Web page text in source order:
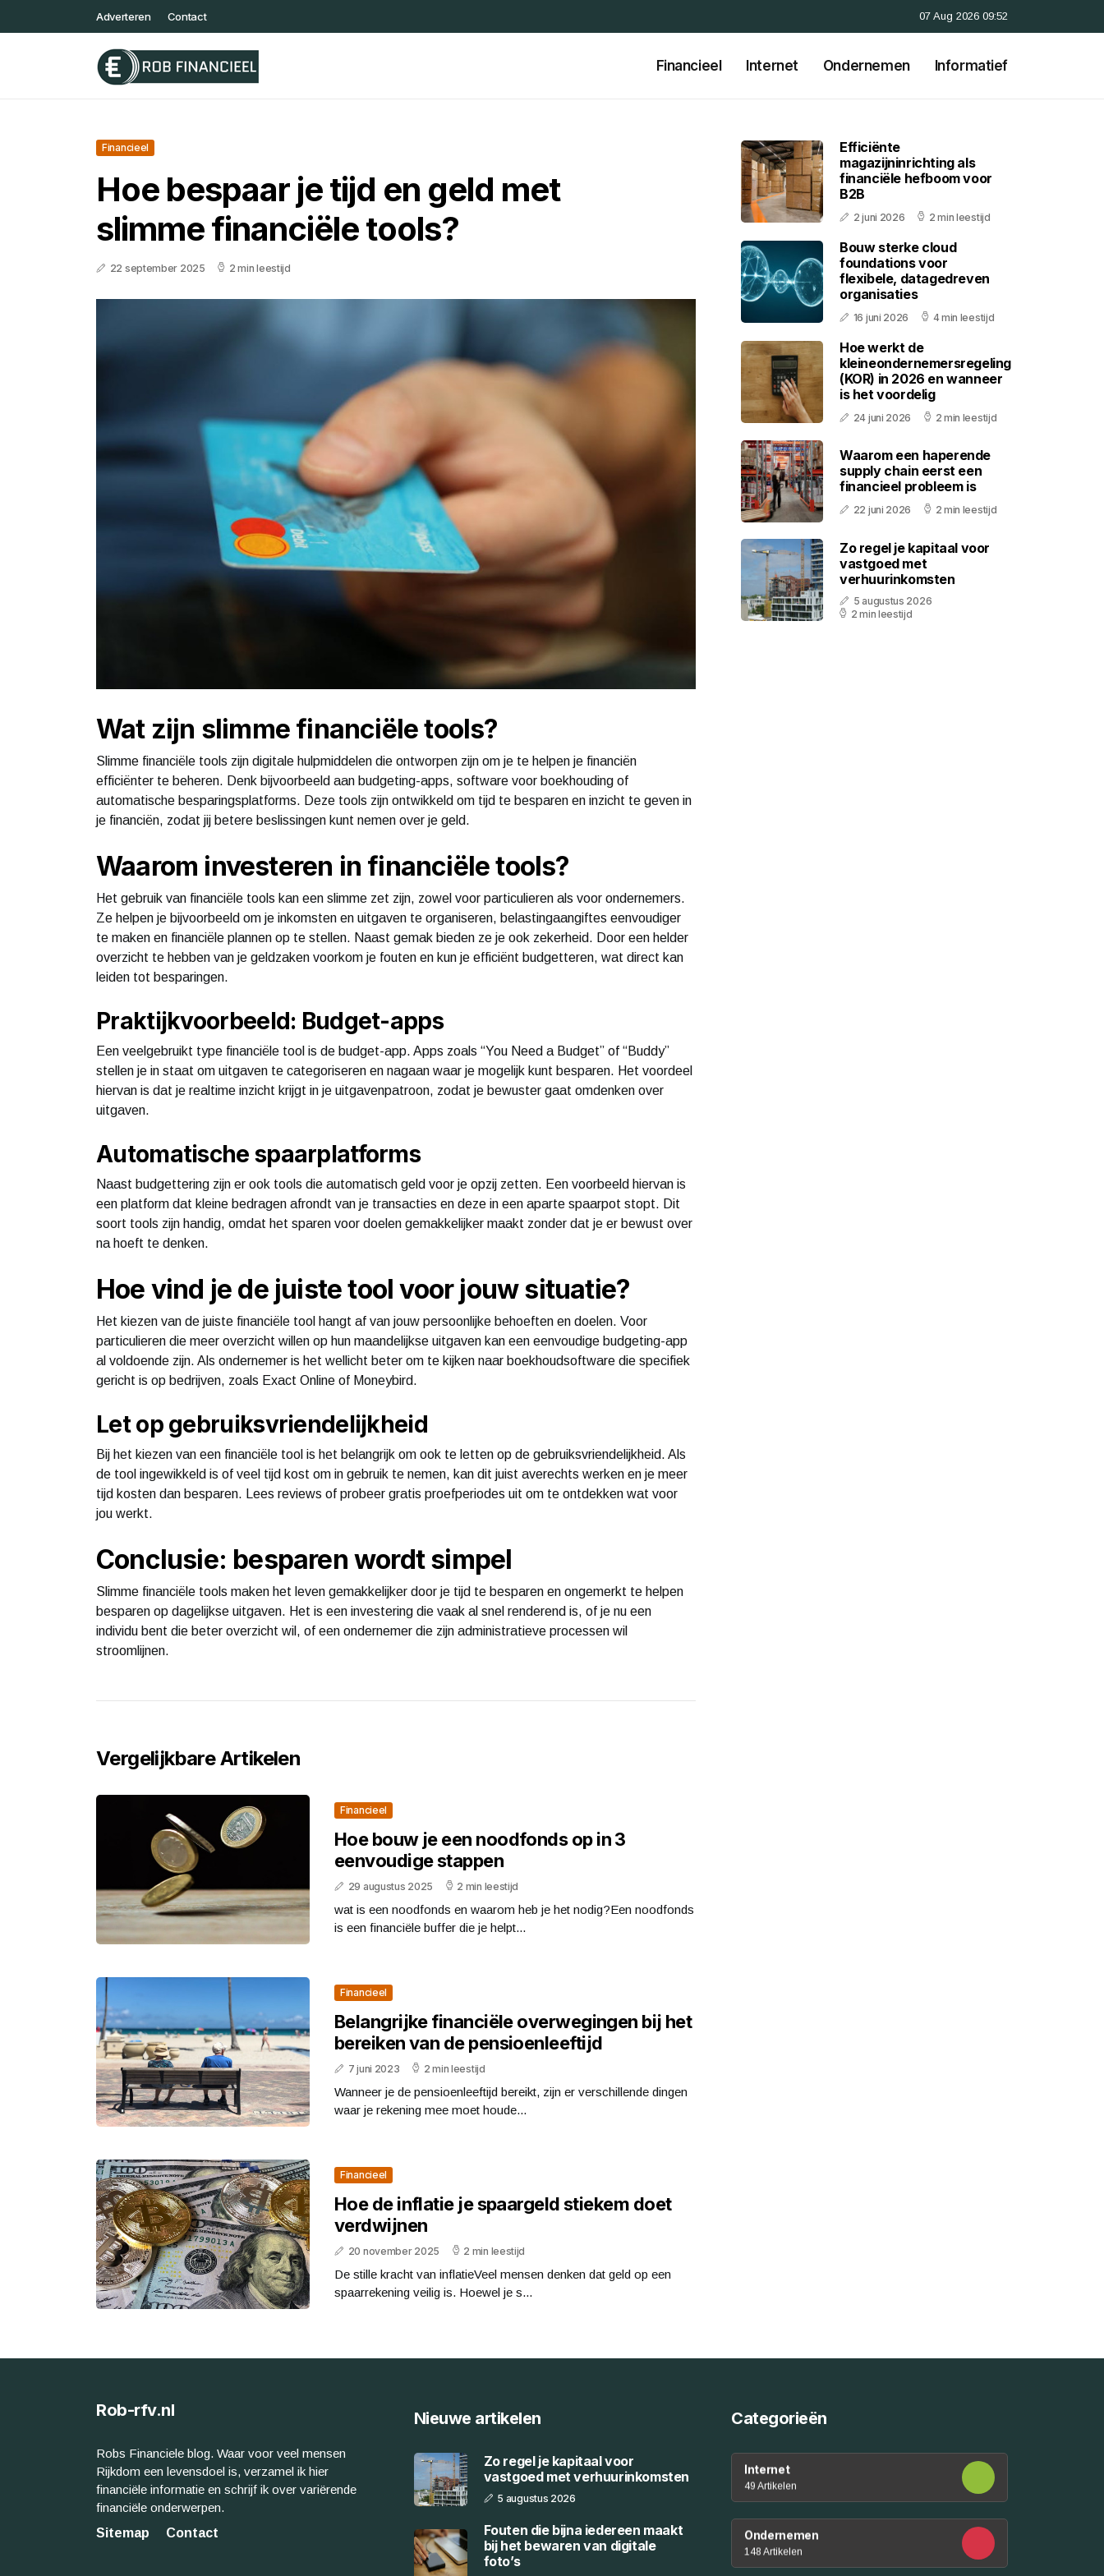
Adverteren Contact 07 Aug 2026 09:52
Financieel Internet Ondernemen Informatief
Financieel
Hoe bespaar je tijd en geld met
slimme financiële tools?
22 september 2025 2 min leestijd
Wat zijn slimme financiële tools?
Slimme financiële tools zijn digitale hulpmiddelen die ontworpen zijn om je te helpen je financiën
efficiënter te beheren. Denk bijvoorbeeld aan budgeting-apps, software voor boekhouding of
automatische besparingsplatforms. Deze tools zijn ontwikkeld om tijd te besparen en inzicht te geven in
je financiën, zodat jij betere beslissingen kunt nemen over je geld.
Waarom investeren in financiële tools?
Het gebruik van financiële tools kan een slimme zet zijn, zowel voor particulieren als voor ondernemers.
Ze helpen je bijvoorbeeld om je inkomsten en uitgaven te organiseren, belastingaangiftes eenvoudiger
te maken en financiële plannen op te stellen. Naast gemak bieden ze je ook zekerheid. Door een helder
overzicht te hebben van je geldzaken voorkom je fouten en kun je efficiënt budgetteren, wat direct kan
leiden tot besparingen.
Praktijkvoorbeeld: Budget-apps
Een veelgebruikt type financiële tool is de budget-app. Apps zoals “You Need a Budget” of “Buddy”
stellen je in staat om uitgaven te categoriseren en nagaan waar je mogelijk kunt besparen. Het voordeel
hiervan is dat je realtime inzicht krijgt in je uitgavenpatroon, zodat je bewuster gaat omdenken over
uitgaven.
Automatische spaarplatforms
Naast budgettering zijn er ook tools die automatisch geld voor je opzij zetten. Een voorbeeld hiervan is
een platform dat kleine bedragen afrondt van je transacties en deze in een aparte spaarpot stopt. Dit
soort tools zijn handig, omdat het sparen voor doelen gemakkelijker maakt zonder dat je er bewust over
na hoeft te denken.
Hoe vind je de juiste tool voor jouw situatie?
Het kiezen van de juiste financiële tool hangt af van jouw persoonlijke behoeften en doelen. Voor
particulieren die meer overzicht willen op hun maandelijkse uitgaven kan een eenvoudige budgeting-app
al voldoende zijn. Als ondernemer is het wellicht beter om te kijken naar boekhoudsoftware die specifiek
gericht is op bedrijven, zoals Exact Online of Moneybird.
Let op gebruiksvriendelijkheid
Bij het kiezen van een financiële tool is het belangrijk om ook te letten op de gebruiksvriendelijkheid. Als
de tool ingewikkeld is of veel tijd kost om in gebruik te nemen, kan dit juist averechts werken en je meer
tijd kosten dan besparen. Lees reviews of probeer gratis proefperiodes uit om te ontdekken wat voor
jou werkt.
Conclusie: besparen wordt simpel
Slimme financiële tools maken het leven gemakkelijker door je tijd te besparen en ongemerkt te helpen
besparen op dagelijkse uitgaven. Het is een investering die vaak al snel renderend is, of je nu een
individu bent die beter overzicht wil, of een ondernemer die zijn administratieve processen wil
stroomlijnen.
Vergelijkbare Artikelen
Financieel
Hoe bouw je een noodfonds op in 3
eenvoudige stappen
29 augustus 2025 2 min leestijd
wat is een noodfonds en waarom heb je het nodig?Een noodfonds
is een financiële buffer die je helpt...
Financieel
Belangrijke financiële overwegingen bij het
bereiken van de pensioenleeftijd
7 juni 2023 2 min leestijd
Wanneer je de pensioenleeftijd bereikt, zijn er verschillende dingen
waar je rekening mee moet houde...
Financieel
Hoe de inflatie je spaargeld stiekem doet
verdwijnen
20 november 2025 2 min leestijd
De stille kracht van inflatieVeel mensen denken dat geld op een
spaarrekening veilig is. Hoewel je s...
Efficiënte
magazijninrichting als
financiële hefboom voor
B2B
2 juni 2026 2 min leestijd
Bouw sterke cloud
foundations voor
flexibele, datagedreven
organisaties
16 juni 2026 4 min leestijd
Hoe werkt de
kleineondernemersregeling
(KOR) in 2026 en wanneer
is het voordelig
24 juni 2026 2 min leestijd
Waarom een haperende
supply chain eerst een
financieel probleem is
22 juni 2026 2 min leestijd
Zo regel je kapitaal voor
vastgoed met
verhuurinkomsten
5 augustus 2026
2 min leestijd
Rob-rfv.nl
Robs Financiele blog. Waar voor veel mensen
Rijkdom een levensdoel is, verzamel ik hier
financiële informatie en schrijf ik over variërende
financiële onderwerpen.
Sitemap
Contact
Nieuwe artikelen
Zo regel je kapitaal voor
vastgoed met verhuurinkomsten
5 augustus 2026
Fouten die bijna iedereen maakt
bij het bewaren van digitale
foto’s
Categorieën
Internet
49 Artikelen
Ondernemen
148 Artikelen